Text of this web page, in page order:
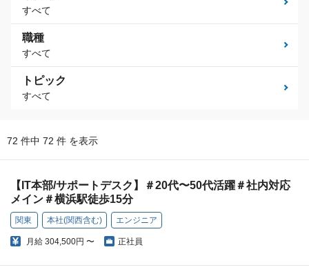
すべて
職種
すべて
トピック
すべて
72 件中 72 件 を表示
【IT本部/サポートデスク】＃20代〜50代活躍＃社内対応
メイン＃横浜駅徒歩15分
関東 本社(関西含む) エンジニア
月給 304,500円 〜 正社員